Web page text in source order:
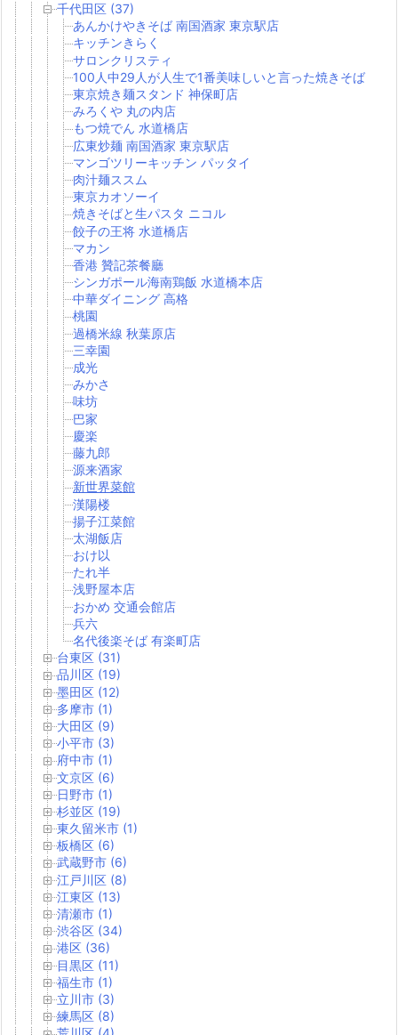
千代田区 (37)
あんかけやきそば 南国酒家 東京駅店
キッチンきらく
サロンクリスティ
100人中29人が人生で1番美味しいと言った焼きそば
東京焼き麺スタンド 神保町店
みろくや 丸の内店
もつ焼でん 水道橋店
広東炒麺 南国酒家 東京駅店
マンゴツリーキッチン パッタイ
肉汁麺ススム
東京カオソーイ
焼きそばと生パスタ ニコル
餃子の王将 水道橋店
マカン
香港 贊記茶餐廳
シンガポール海南鶏飯 水道橋本店
中華ダイニング 高格
桃園
過橋米線 秋葉原店
三幸園
成光
みかさ
味坊
巴家
慶楽
藤九郎
源来酒家
新世界菜館
漢陽楼
揚子江菜館
太湖飯店
おけ以
たれ半
浅野屋本店
おかめ 交通会館店
兵六
名代後楽そば 有楽町店
台東区 (31)
品川区 (19)
墨田区 (12)
多摩市 (1)
大田区 (9)
小平市 (3)
府中市 (1)
文京区 (6)
日野市 (1)
杉並区 (19)
東久留米市 (1)
板橋区 (6)
武蔵野市 (6)
江戸川区 (8)
江東区 (13)
清瀬市 (1)
渋谷区 (34)
港区 (36)
目黒区 (11)
福生市 (1)
立川市 (3)
練馬区 (8)